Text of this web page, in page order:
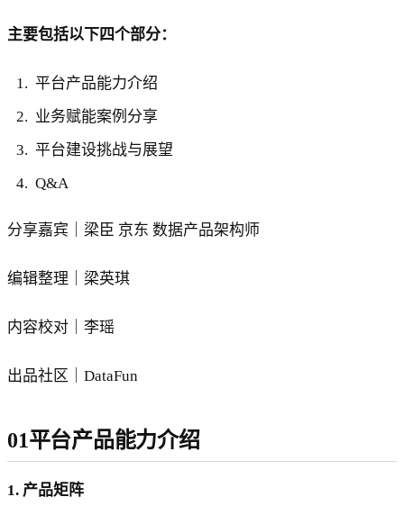
主要包括以下四个部分：
平台产品能力介绍
业务赋能案例分享
平台建设挑战与展望
Q&A
分享嘉宾｜梁臣 京东 数据产品架构师
编辑整理｜梁英琪
内容校对｜李瑶
出品社区｜DataFun
01平台产品能力介绍
1. 产品矩阵